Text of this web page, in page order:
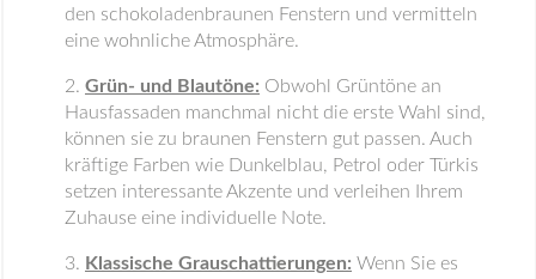
den schokoladenbraunen Fenstern und vermitteln
eine wohnliche Atmosphäre.
Grün- und Blautöne: Obwohl Grüntöne an
Hausfassaden manchmal nicht die erste Wahl sind,
können sie zu braunen Fenstern gut passen. Auch
kräftige Farben wie Dunkelblau, Petrol oder Türkis
setzen interessante Akzente und verleihen Ihrem
Zuhause eine individuelle Note.
Klassische Grauschattierungen: Wenn Sie es